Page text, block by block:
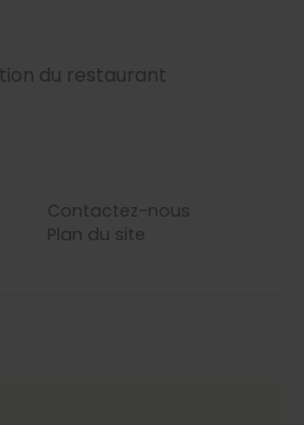
du restaurant
Contactez-nous
Plan du site